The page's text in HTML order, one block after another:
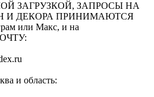
ЗАГРУЗКОЙ, ЗАПРОСЫ НА
И ДЕКОРА ПРИНИМАЮТСЯ
или Макс, и на
и область: